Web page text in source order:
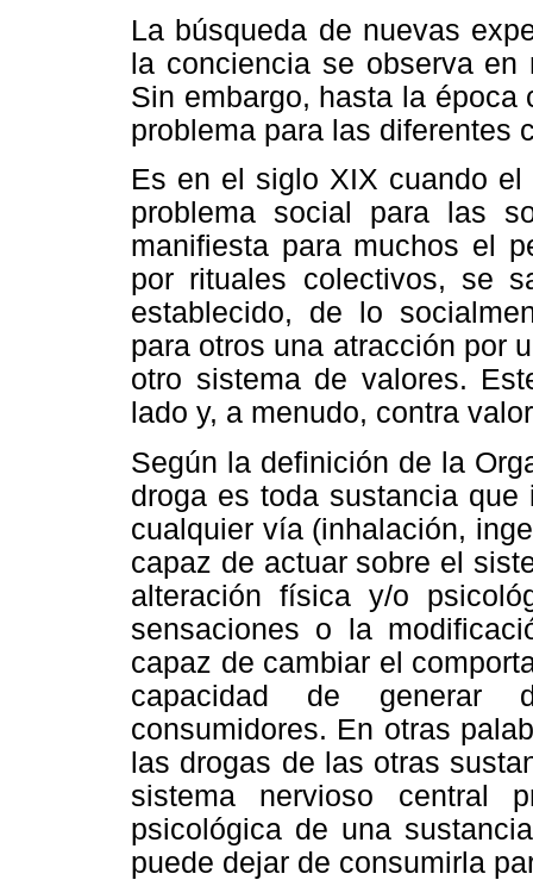
La búsqueda de nuevas
la conciencia se observa
Sin embargo, hasta la época
problema para las diferentes
Es en el siglo XIX cuando
problema social para las
manifiesta para muchos el
por rituales colectivos, se
establecido, de lo
para otros una atracción por
otro sistema de valores.
lado y, a menudo, contra
Según la definición de la
droga es toda sustancia
cualquier vía (inhalación,
capaz de actuar sobre el
alteración física y/o
sensaciones o la
capaz de cambiar el
capacidad de generar
consumidores. En otras
las drogas de las otras
sistema nervioso central
psicológica de una
puede dejar de consumirla